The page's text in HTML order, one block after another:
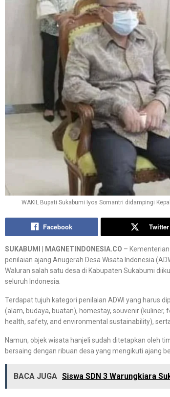
WAKIL Bupati Sukabumi Iyos Somantri didampingi
Facebook Twitter
SUKABUMI MAGNETINDONESIA.CO –
penilaian ajang Anugerah Desa Wisata Indonesia
Waluran salah satu desa di Kabupaten Sukabumi
seluruh Indonesia.
Terdapat tujuh kategori penilaian ADWI yang harus
(alam, budaya, buatan), homestay, souvenir (kuliner,
health, safety, and environmental sustainability),
Namun, objek wisata hanjeli sudah ditetapkan oleh
bersaing dengan ribuan desa yang mengikuti ajang
BACA JUGA Siswa SDN 3 Warungkiara